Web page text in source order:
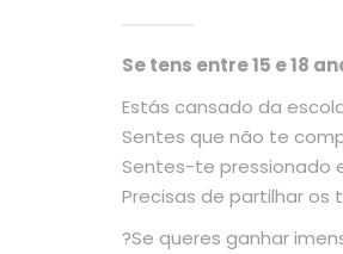
Se tens entre 15 e 18
Estás cansado da
Sentes que não te
Sentes-te pressionado
Precisas de partilhar os
?Se queres ganhar